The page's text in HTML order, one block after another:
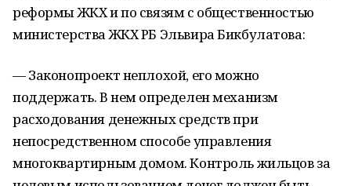
реформы ЖКХ и по связям с общественностью
министерства ЖКХ РБ Эльвира Бикбулатова:
— Законопроект неплохой, его можно
поддержать. В нем определен механизм
расходования денежных средств при
непосредственном способе управления
многоквартирным домом. Контроль жильцов за